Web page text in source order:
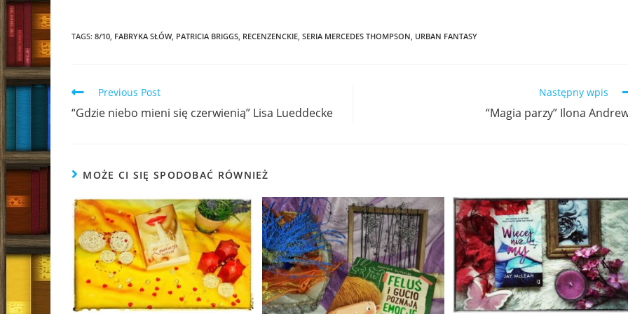
TAGS: 8/10, FABRYKA SŁÓW, PATRICIA BRIGGS, RECENZENCKIE, SERIA MERCEDES THOMPSON, URBAN FANTASY
Read
more
articles
Previous Post
“Gdzie niebo mieni się czerwienią” Lisa Lueddecke
Następny wpis
“Magia parzy” Ilona
MOŻE CI SIĘ SPODOBAĆ RÓWNIEŻ